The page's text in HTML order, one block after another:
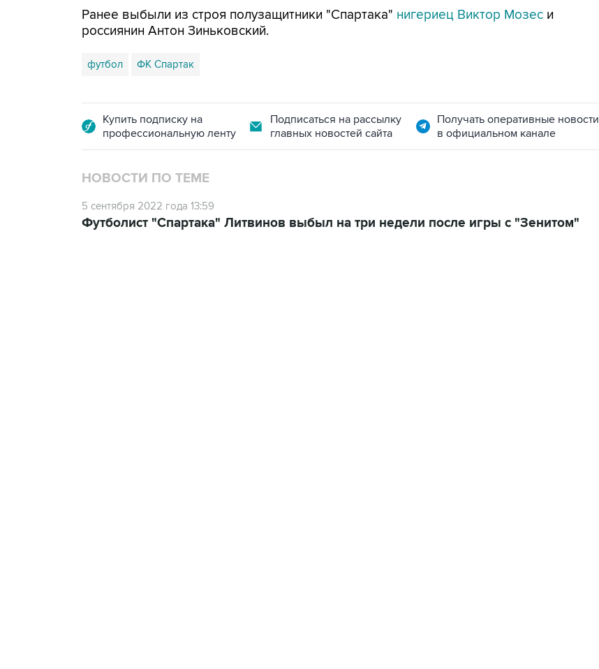
Ранее выбыли из строя полузащитники "Спартака" нигериец Виктор Мозес и
россиянин Антон Зиньковский.
футбол ФК Спартак
Купить подписку на
профессиональную ленту
Подписаться на рассылку
главных новостей сайта
Получать оперативные новости
в официальном канале
НОВОСТИ ПО ТЕМЕ
5 сентября 2022 года 13:59
Футболист "Спартака" Литвинов выбыл на три недели после игры с "Зенитом"